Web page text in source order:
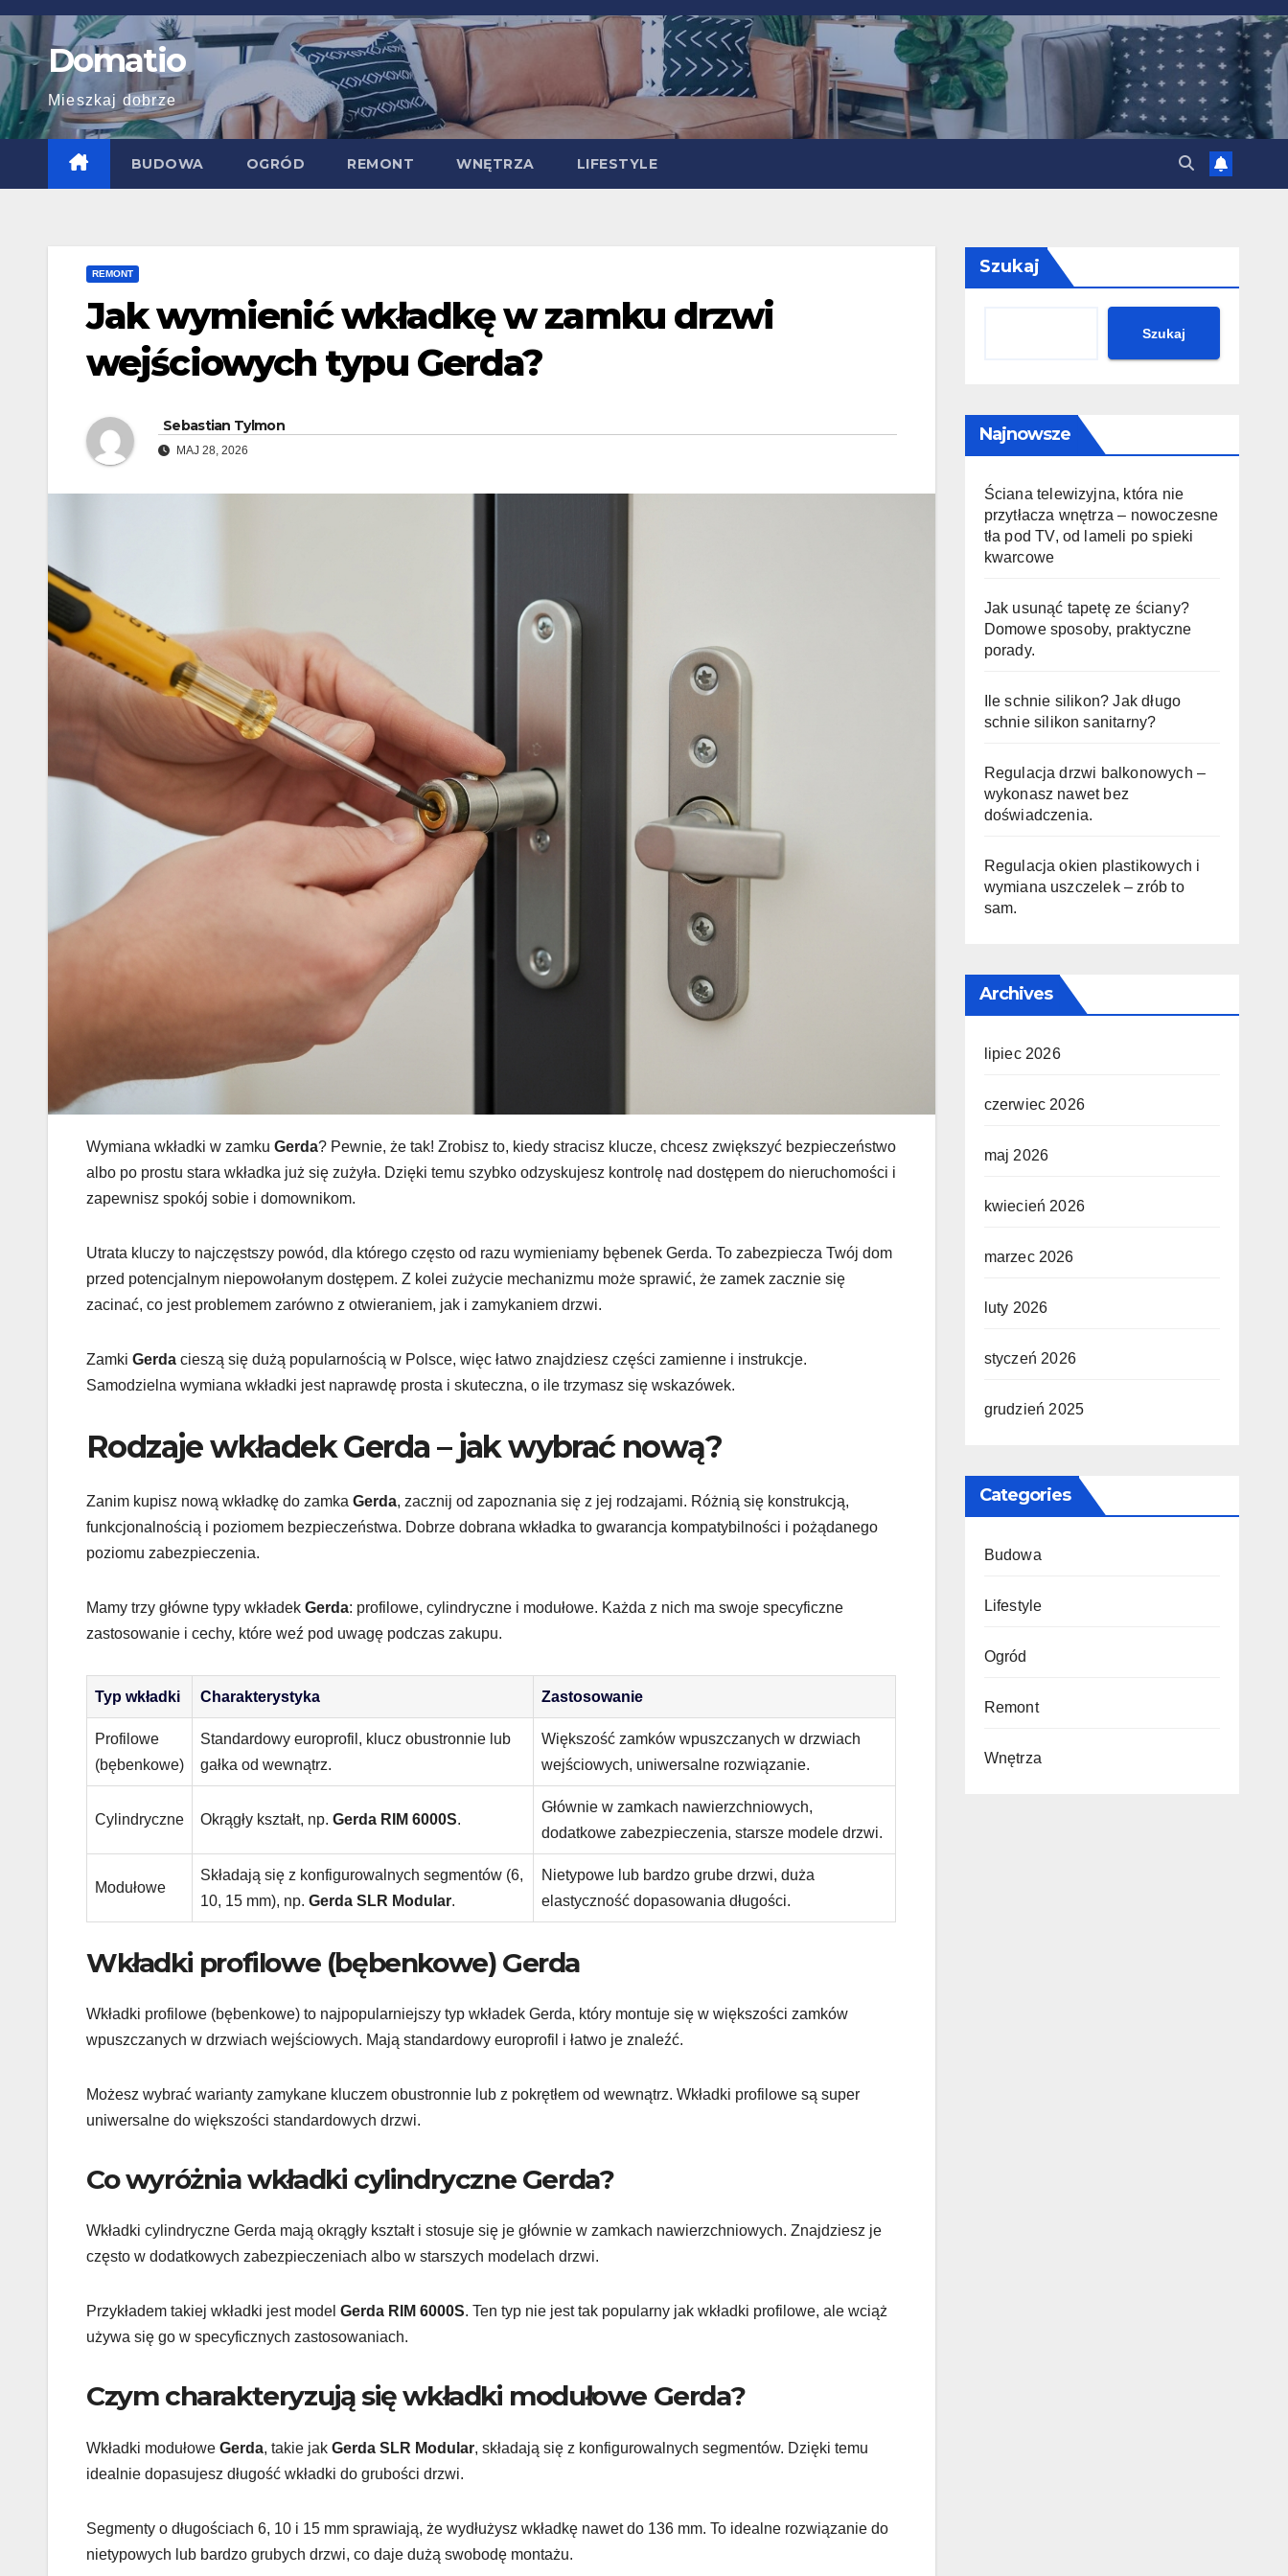
Skip
to
content Domatio
Mieszkaj dobrze
BUDOWA OGRÓD REMONT WNĘTRZA LIFESTYLE
REMONT
Jak wymienić wkładkę w zamku drzwi
wejściowych typu Gerda?
Sebastian Tylmon
MAJ 28, 2026
Wymiana wkładki w zamku Gerda? Pewnie, że tak! Zrobisz to, kiedy stracisz klucze, chcesz zwiększyć bezpieczeństwo
albo po prostu stara wkładka już się zużyła. Dzięki temu szybko odzyskujesz kontrolę nad dostępem do nieruchomości i
zapewnisz spokój sobie i domownikom.
Utrata kluczy to najczęstszy powód, dla którego często od razu wymieniamy bębenek Gerda. To zabezpiecza Twój dom
przed potencjalnym niepowołanym dostępem. Z kolei zużycie mechanizmu może sprawić, że zamek zacznie się
zacinać, co jest problemem zarówno z otwieraniem, jak i zamykaniem drzwi.
Zamki Gerda cieszą się dużą popularnością w Polsce, więc łatwo znajdziesz części zamienne i instrukcje.
Samodzielna wymiana wkładki jest naprawdę prosta i skuteczna, o ile trzymasz się wskazówek.
Rodzaje wkładek Gerda – jak wybrać nową?
Zanim kupisz nową wkładkę do zamka Gerda, zacznij od zapoznania się z jej rodzajami. Różnią się konstrukcją,
funkcjonalnością i poziomem bezpieczeństwa. Dobrze dobrana wkładka to gwarancja kompatybilności i pożądanego
poziomu zabezpieczenia.
Mamy trzy główne typy wkładek Gerda: profilowe, cylindryczne i modułowe. Każda z nich ma swoje specyficzne
zastosowanie i cechy, które weź pod uwagę podczas zakupu.
Typ wkładki Charakterystyka Zastosowanie
Profilowe
(bębenkowe)
Standardowy europrofil, klucz obustronnie lub
gałka od wewnątrz.
Większość zamków wpuszczanych w drzwiach
wejściowych, uniwersalne rozwiązanie.
Cylindryczne Okrągły kształt, np. Gerda RIM 6000S.
Głównie w zamkach nawierzchniowych,
dodatkowe zabezpieczenia, starsze modele drzwi.
Modułowe
Składają się z konfigurowalnych segmentów (6,
10, 15 mm), np. Gerda SLR Modular.
Nietypowe lub bardzo grube drzwi, duża
elastyczność dopasowania długości.
Wkładki profilowe (bębenkowe) Gerda
Wkładki profilowe (bębenkowe) to najpopularniejszy typ wkładek Gerda, który montuje się w większości zamków
wpuszczanych w drzwiach wejściowych. Mają standardowy europrofil i łatwo je znaleźć.
Możesz wybrać warianty zamykane kluczem obustronnie lub z pokrętłem od wewnątrz. Wkładki profilowe są super
uniwersalne do większości standardowych drzwi.
Co wyróżnia wkładki cylindryczne Gerda?
Wkładki cylindryczne Gerda mają okrągły kształt i stosuje się je głównie w zamkach nawierzchniowych. Znajdziesz je
często w dodatkowych zabezpieczeniach albo w starszych modelach drzwi.
Przykładem takiej wkładki jest model Gerda RIM 6000S. Ten typ nie jest tak popularny jak wkładki profilowe, ale wciąż
używa się go w specyficznych zastosowaniach.
Czym charakteryzują się wkładki modułowe Gerda?
Wkładki modułowe Gerda, takie jak Gerda SLR Modular, składają się z konfigurowalnych segmentów. Dzięki temu
idealnie dopasujesz długość wkładki do grubości drzwi.
Segmenty o długościach 6, 10 i 15 mm sprawiają, że wydłużysz wkładkę nawet do 136 mm. To idealne rozwiązanie do
nietypowych lub bardzo grubych drzwi, co daje dużą swobodę montażu.
Szukaj
Szukaj
Najnowsze
Ściana telewizyjna, która nie
przytłacza wnętrza – nowoczesne
tła pod TV, od lameli po spieki
kwarcowe
Jak usunąć tapetę ze ściany?
Domowe sposoby, praktyczne
porady.
Ile schnie silikon? Jak długo
schnie silikon sanitarny?
Regulacja drzwi balkonowych –
wykonasz nawet bez
doświadczenia.
Regulacja okien plastikowych i
wymiana uszczelek – zrób to
sam.
Archives
lipiec 2026
czerwiec 2026
maj 2026
kwiecień 2026
marzec 2026
luty 2026
styczeń 2026
grudzień 2025
Categories
Budowa
Lifestyle
Ogród
Remont
Wnętrza